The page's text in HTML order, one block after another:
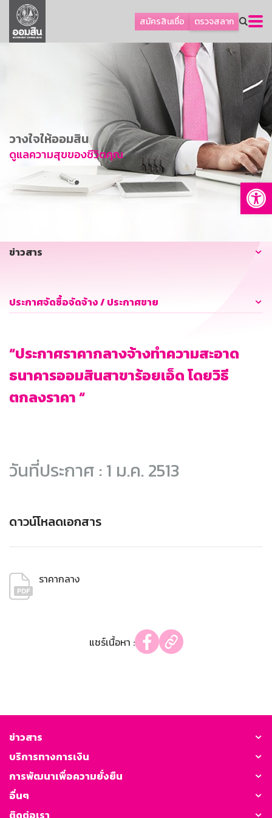
สมัครสินเชื่อ ตรวจสลาก
ลูกค้าธุรกิจ
ลูกค้าผู้ประกอบรายย่อย
การพัฒนาที่ยั่งยืน
ข่าวสาร
บริการทางการเงิน
อื่นๆ
วางใจให้ออมสิน
ดูแลความสุขของชีวิตคุณ
ข่าวสาร
ประกาศจัดซื้อจัดจ้าง / ประกาศขาย
“ประกาศราคากลางจ้างทำความสะอาด
ธนาคารออมสินสาขาร้อยเอ็ด โดยวิธี
ตกลงราคา “
วันที่ประกาศ : 1 ม.ค. 2513
ดาวน์โหลดเอกสาร
ราคากลาง
แชร์เนื้อหา :
ข่าวสาร
บริการทางการเงิน
การพัฒนาเพื่อความยั่งยืน
อื่นๆ